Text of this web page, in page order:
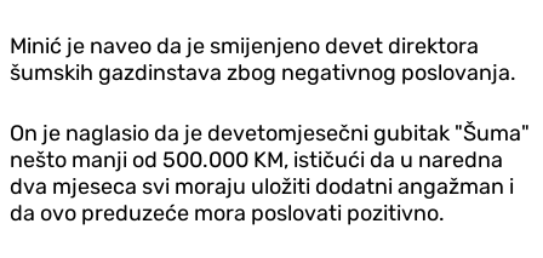
Minić je naveo da je smijenjeno devet direktora
šumskih gazdinstava zbog negativnog poslovanja.
On je naglasio da je devetomjesečni gubitak "Šuma"
nešto manji od 500.000 KM, ističući da u naredna
dva mjeseca svi moraju uložiti dodatni angažman i
da ovo preduzeće mora poslovati pozitivno.